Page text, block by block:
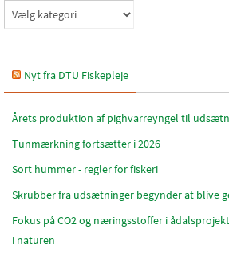
Katagorier
Nyt fra DTU Fiskepleje
Årets produktion af pighvarreyngel til
Tunmærkning fortsætter i 2026
Sort hummer - regler for fiskeri
Skrubber fra udsætninger begynder at blive
Fokus på CO2 og næringsstoffer i
i naturen